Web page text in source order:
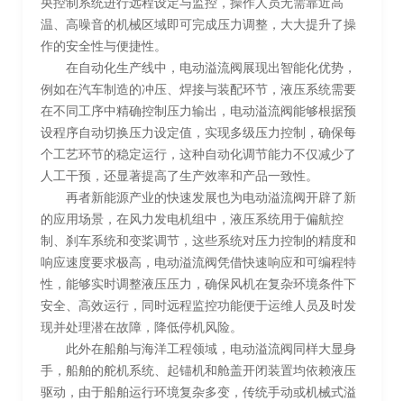
温、高噪音的机械区域即可完成压力调整，大大提升了操
作的安全性与便捷性。
在自动化生产线中，电动溢流阀展现出智能化优势，
例如在汽车制造的冲压、焊接与装配环节，液压系统需要
在不同工序中精确控制压力输出，电动溢流阀能够根据预
设程序自动切换压力设定值，实现多级压力控制，确保每
个工艺环节的稳定运行，这种自动化调节能力不仅减少了
人工干预，还显著提高了生产效率和产品一致性。
再者新能源产业的快速发展也为电动溢流阀开辟了新
的应用场景，在风力发电机组中，液压系统用于偏航控
制、刹车系统和变桨调节，这些系统对压力控制的精度和
响应速度要求极高，电动溢流阀凭借快速响应和可编程特
性，能够实时调整液压压力，确保风机在复杂环境条件下
安全、高效运行，同时远程监控功能便于运维人员及时发
现并处理潜在故障，降低停机风险。
此外在船舶与海洋工程领域，电动溢流阀同样大显身
手，船舶的舵机系统、起锚机和舱盖开闭装置均依赖液压
驱动，由于船舶运行环境复杂多变，传统手动或机械式溢